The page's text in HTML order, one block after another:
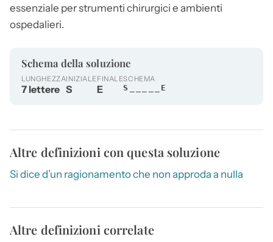
essenziale per strumenti chirurgici e ambienti
ospedalieri.
Schema della soluzione
LUNGHEZZA
7 lettere
INIZIALE
S
FINALE
E
SCHEMA
S_____E
Altre definizioni con questa soluzione
Si dice d’un ragionamento che non approda a nulla
Altre definizioni correlate